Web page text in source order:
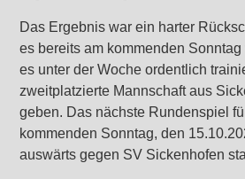
Das Ergebnis war ein harter
es bereits am kommenden
es unter der Woche ordentlich
zweitplatzierte Mannschaft aus
geben. Das nächste Rundenspiel
kommenden Sonntag, den
auswärts gegen SV Sickenhofen